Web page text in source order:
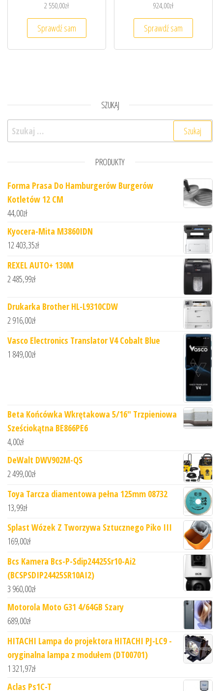
2 550,00zł
Sprawdź sam
924,00zł
Sprawdź sam
SZUKAJ
Szukaj:
PRODUKTY
Forma Prasa Do Hamburgerów Burgerów
Kotletów 12 CM
44,00zł
Kyocera-Mita M3860IDN
12 403,35zł
REXEL AUTO+ 130M
2 485,99zł
Drukarka Brother HL-L9310CDW
2 916,00zł
Vasco Electronics Translator V4 Cobalt Blue
1 849,00zł
Beta Końcówka Wkrętakowa 5/16" Trzpieniowa
Sześciokątna BE866PE6
4,00zł
DeWalt DWV902M-QS
2 499,00zł
Toya Tarcza diamentowa pełna 125mm 08732
13,99zł
Splast Wózek Z Tworzywa Sztucznego Piko III
169,00zł
Bcs Kamera Bcs-P-Sdip24425Sr10-Ai2
(BCSPSDIP24425SR10AI2)
3 960,00zł
Motorola Moto G31 4/64GB Szary
689,00zł
HITACHI Lampa do projektora HITACHI PJ-LC9 -
oryginalna lampa z modułem (DT00701)
1 321,97zł
Aclas Ps1C-T